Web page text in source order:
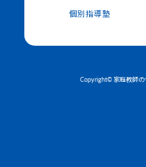
個別指導塾
Copyright© 家庭教師の